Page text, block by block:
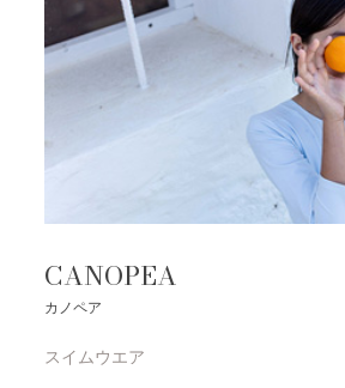
CANOPEA
カノペア
スイムウエア